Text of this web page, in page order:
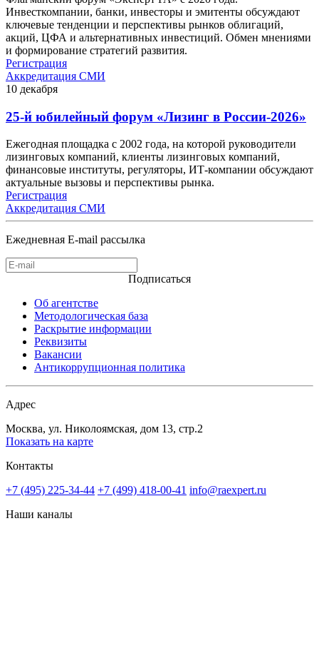
Инвесткомпании, банки, инвесторы и эмитенты обсуждают
ключевые тенденции и перспективы рынков облигаций,
акций, ЦФА и альтернативных инвестиций. Обмен мнениями
и формирование стратегий развития.
Регистрация
Аккредитация СМИ
10 декабря
25-й юбилейный форум «Лизинг в России-2026»
Ежегодная площадка с 2002 года, на которой руководители
лизинговых компаний, клиенты лизинговых компаний,
финансовые институты, регуляторы, ИТ-компании обсуждают
актуальные вызовы и перспективы рынка.
Регистрация
Аккредитация СМИ
Ежедневная E-mail рассылка
Подписаться
Об агентстве
Методологическая база
Раскрытие информации
Реквизиты
Вакансии
Антикоррупционная политика
Адрес
Москва, ул. Николоямская, дом 13, стр.2
Показать на карте
Контакты
+7 (495) 225-34-44 +7 (499) 418-00-41 info@raexpert.ru
Наши каналы